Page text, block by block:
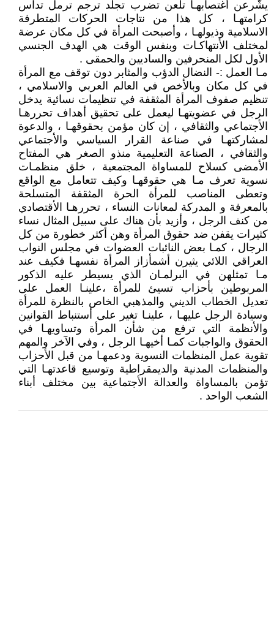
يشّرعن أغتصابهـا تلعن تضرب تجلد ترجم ترمل تداس
كرامتهـا ، كل هذا من نتاجات الحركات المتطرفة
الاسلامية وذيولهـا ، وأصبحت المرأة في كل مكان عرضة
لمختلف الأنتهاكـات وبنفس الوقت هي الهدف الجنسي
الأول لكل المنحرفين والساديين والحمقى .
مـا العمل :- النضال الدؤب والمثابر دون توقف مع المرأة
في كل مكان وبالأخص في العالم العربي والاسلامي ،
تنظيم صفوف المرأة المثقفة في تنظيمات نسائية يدخل
الرجل في عضويتهـا ليعمل على تحقيق أهداف تحررهـا
الأجتماعي والثقافي ، إن كان مؤمن بحقوقهـا ، والدعوة
لمشاركتهـا في صناعة القرار السياسي والأجتماعي
والثقافي ، الصناعة التعليمية منذو الصغر هي المفتاح
الأمضى كسلاح للمساواة المجتمعية ، خلق منظمـات
نسوية تعرف مـا هي حقوقهـا وكيف تتعامل مع الواقع
وتعطى المناصب للمرأة الحرة المثقفة المتسلحة
بالمعرفة و المدركة لمعانات النساء ، تحررهـا الأقتصادي
من كنف الرجل ، وأزيد بأن هناك على سبيل المثال نساء
كثيرات يقفن ضد حقوق المرأة وهن أكثر خطورة من كل
الرجال ، كمـا بعض النائبات العضوات في مجلس النواب
العراقي اللائي يثيرن أشمأزاز المرأة نفسهـا فكيف عند
مـا تمثلهن في البرلمـان الذي يسيطر عليه الذكور
المربوطين بأحزاب تسيئ للمرأة ،علينـا العمل على
تعديل الخطاب الديني والمذهبي الخاص بالنظرة للمرأة
وسيادة الرجل عليهـا ، علينـا تغير على أستنباط القوانين
والأنظمة التي ترفع من شأن المرأة وتساويهـا في
الحقوق والواجبات كمـا أخيهـا الرجل ، وفي الآخر والمهم
تقوية عمل المنظمات النسوية ودعمهـا من قبل الأحزاب
والمنظمات المدنية والديمقراطية وتوسيع قاعدتهـا التي
تؤمن بالمساواة والعدالة الأجتماعية بين مختلف أبناء
الشعب الواحد .